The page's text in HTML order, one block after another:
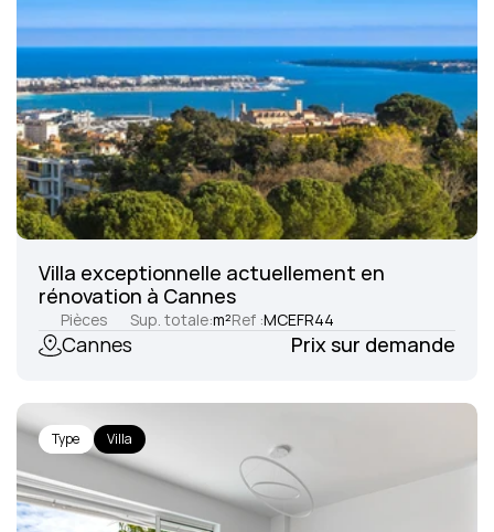
Villa exceptionnelle actuellement en
rénovation à Cannes
Pièces Sup. totale:m²Ref :MCEFR44
Cannes Prix sur demande
Type Villa